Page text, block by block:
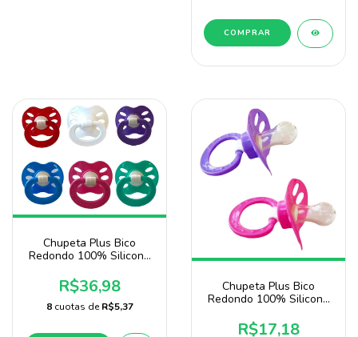
COMPRAR
Chupeta Plus Bico
Redondo 100% Silicone
R$36,98
8 cuotas deR$5,37
Chupeta Plus Bico
Redondo 100% Silicone
Baby Nany
R$17,18